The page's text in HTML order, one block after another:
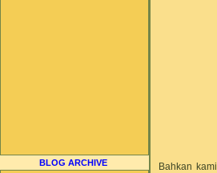
BLOG ARCHIVE Bahkan kami